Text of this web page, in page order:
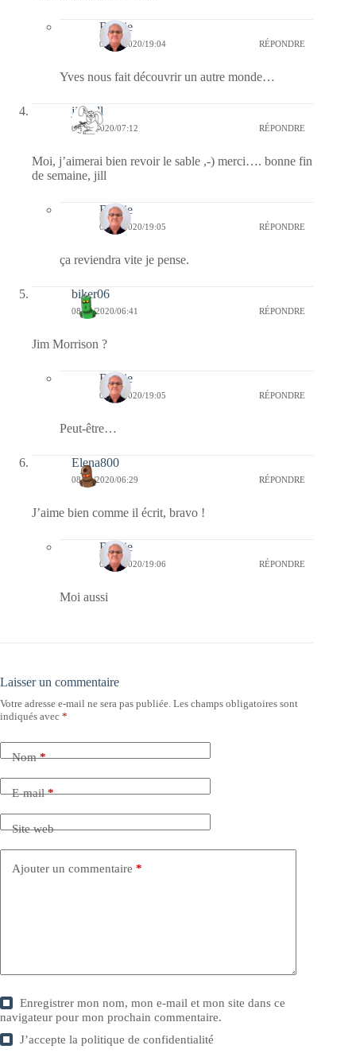
Bernie
08/05/2020/19:04 RÉPONDRE
Yves nous fait découvrir un autre monde…
jill bill
08/05/2020/07:12 RÉPONDRE
Moi, j’aimerai bien revoir le sable ,-) merci…. bonne fin
de semaine, jill
Bernie
08/05/2020/19:05 RÉPONDRE
ça reviendra vite je pense.
biker06
08/05/2020/06:41 RÉPONDRE
Jim Morrison ?
Bernie
08/05/2020/19:05 RÉPONDRE
Peut-être…
Elena800
08/05/2020/06:29 RÉPONDRE
J’aime bien comme il écrit, bravo !
Bernie
08/05/2020/19:06 RÉPONDRE
Moi aussi
Laisser un commentaire
Votre adresse e-mail ne sera pas publiée. Les champs obligatoires sont
indiqués avec *
Nom*
E-mail*
Site web
Ajouter un commentaire *
Enregistrer mon nom, mon e-mail et mon site dans ce
navigateur pour mon prochain commentaire.
J’accepte lapolitique de confidentialité